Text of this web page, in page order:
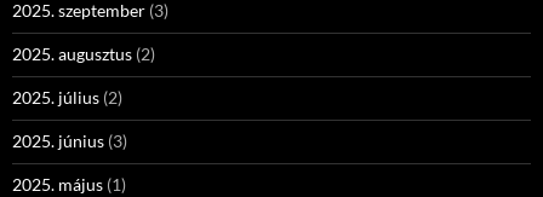
2025. szeptember (3)
2025. augusztus (2)
2025. július (2)
2025. június (3)
2025. május (1)